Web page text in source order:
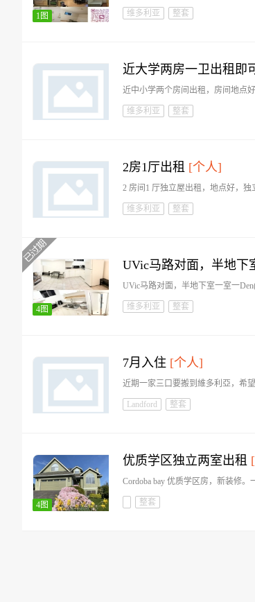
1图 维多利亚 整套
近大学两房一卫出租即
近中小学两个房间出租，房间地点
维多利亚 整套
2房1厅出租 [个人]
2 房间1 厅独立屋出租，地点好，
维多利亚 整套
4图
UVic马路对面，半地下
UVic马路对面，半地下室一室一
维多利亚 整套
7月入住 [个人]
近期一家三口要搬到維多利亞，希
Landford 整套
4图
优质学区独立两室出租
Cordoba bay 优质学区房，新装修
整套